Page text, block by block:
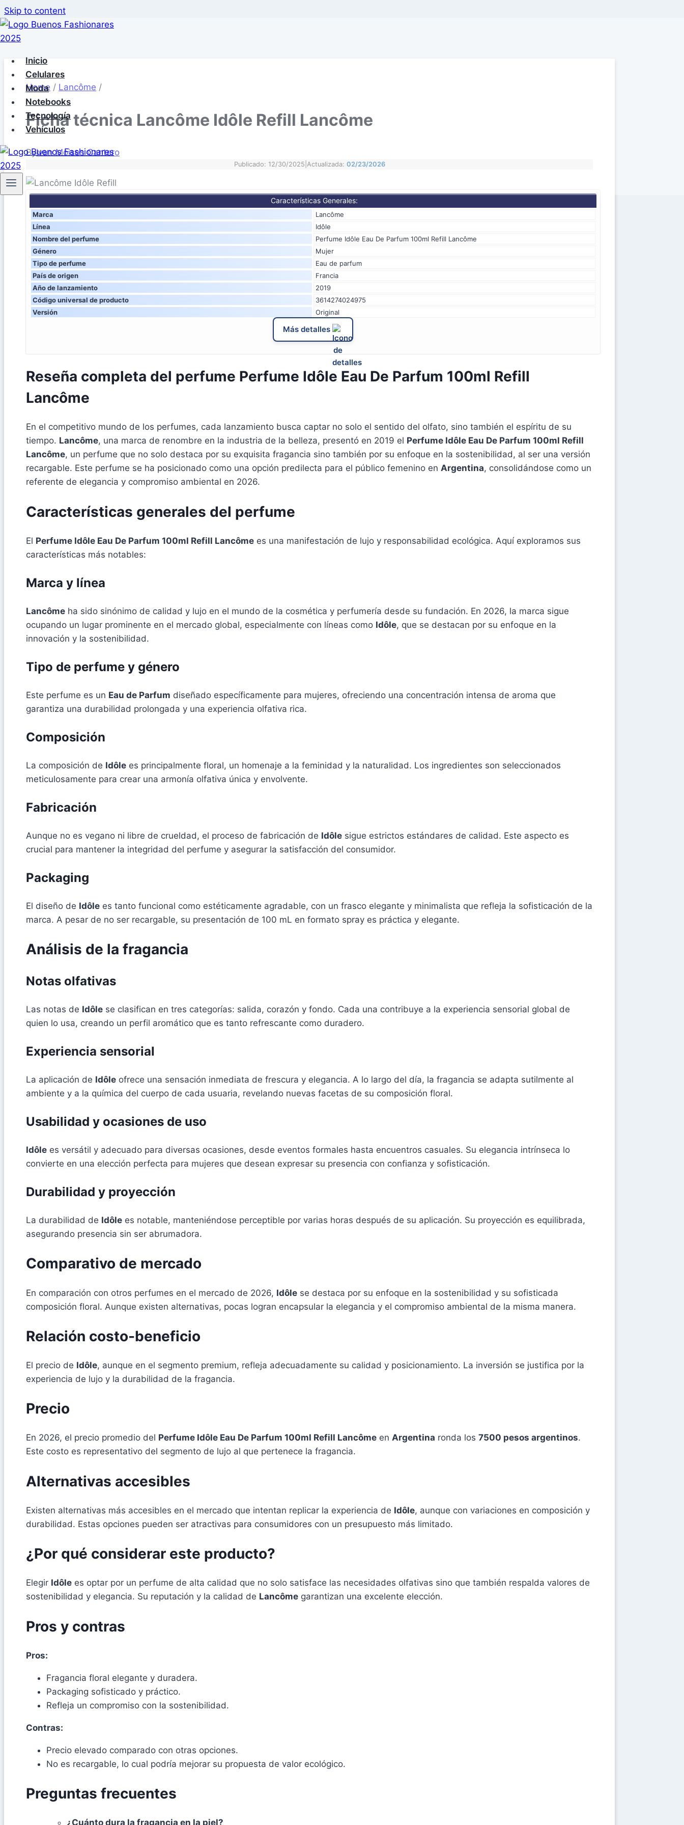
Skip to content
Inicio
Celulares
Moda
Notebooks
Tecnología
Vehículos
Home / Lancôme /
Ficha técnica Lancôme Idôle Refill Lancôme
ByIvan Moises Cantero
Publicado: 12/30/2025 Actualizada: 02/23/2026
Características Generales:
Marca
Lancôme
Línea
Idôle
Nombre del perfume
Perfume Idôle Eau De Parfum 100ml Refill Lancôme
Género
Mujer
Tipo de perfume
Eau de parfum
País de origen
Francia
Año de lanzamiento
2019
Código universal de producto
3614274024975
Versión
Original
Más detalles
Reseña completa del perfume Perfume Idôle Eau De Parfum 100ml Refill
Lancôme
En el competitivo mundo de los perfumes, cada lanzamiento busca captar no solo el sentido del olfato, sino también el espíritu de su
tiempo. Lancôme, una marca de renombre en la industria de la belleza, presentó en 2019 el Perfume Idôle Eau De Parfum 100ml Refill
Lancôme, un perfume que no solo destaca por su exquisita fragancia sino también por su enfoque en la sostenibilidad, al ser una versión
recargable. Este perfume se ha posicionado como una opción predilecta para el público femenino en Argentina, consolidándose como un
referente de elegancia y compromiso ambiental en 2026.
Características generales del perfume
El Perfume Idôle Eau De Parfum 100ml Refill Lancôme es una manifestación de lujo y responsabilidad ecológica. Aquí exploramos sus
características más notables:
Marca y línea
Lancôme ha sido sinónimo de calidad y lujo en el mundo de la cosmética y perfumería desde su fundación. En 2026, la marca sigue
ocupando un lugar prominente en el mercado global, especialmente con líneas como Idôle, que se destacan por su enfoque en la
innovación y la sostenibilidad.
Tipo de perfume y género
Este perfume es un Eau de Parfum diseñado específicamente para mujeres, ofreciendo una concentración intensa de aroma que
garantiza una durabilidad prolongada y una experiencia olfativa rica.
Composición
La composición de Idôle es principalmente floral, un homenaje a la feminidad y la naturalidad. Los ingredientes son seleccionados
meticulosamente para crear una armonía olfativa única y envolvente.
Fabricación
Aunque no es vegano ni libre de crueldad, el proceso de fabricación de Idôle sigue estrictos estándares de calidad. Este aspecto es
crucial para mantener la integridad del perfume y asegurar la satisfacción del consumidor.
Packaging
El diseño de Idôle es tanto funcional como estéticamente agradable, con un frasco elegante y minimalista que refleja la sofisticación de la
marca. A pesar de no ser recargable, su presentación de 100 mL en formato spray es práctica y elegante.
Análisis de la fragancia
Notas olfativas
Las notas de Idôle se clasifican en tres categorías: salida, corazón y fondo. Cada una contribuye a la experiencia sensorial global de
quien lo usa, creando un perfil aromático que es tanto refrescante como duradero.
Experiencia sensorial
La aplicación de Idôle ofrece una sensación inmediata de frescura y elegancia. A lo largo del día, la fragancia se adapta sutilmente al
ambiente y a la química del cuerpo de cada usuaria, revelando nuevas facetas de su composición floral.
Usabilidad y ocasiones de uso
Idôle es versátil y adecuado para diversas ocasiones, desde eventos formales hasta encuentros casuales. Su elegancia intrínseca lo
convierte en una elección perfecta para mujeres que desean expresar su presencia con confianza y sofisticación.
Durabilidad y proyección
La durabilidad de Idôle es notable, manteniéndose perceptible por varias horas después de su aplicación. Su proyección es equilibrada,
asegurando presencia sin ser abrumadora.
Comparativo de mercado
En comparación con otros perfumes en el mercado de 2026, Idôle se destaca por su enfoque en la sostenibilidad y su sofisticada
composición floral. Aunque existen alternativas, pocas logran encapsular la elegancia y el compromiso ambiental de la misma manera.
Relación costo-beneficio
El precio de Idôle, aunque en el segmento premium, refleja adecuadamente su calidad y posicionamiento. La inversión se justifica por la
experiencia de lujo y la durabilidad de la fragancia.
Precio
En 2026, el precio promedio del Perfume Idôle Eau De Parfum 100ml Refill Lancôme en Argentina ronda los 7500 pesos argentinos.
Este costo es representativo del segmento de lujo al que pertenece la fragancia.
Alternativas accesibles
Existen alternativas más accesibles en el mercado que intentan replicar la experiencia de Idôle, aunque con variaciones en composición y
durabilidad. Estas opciones pueden ser atractivas para consumidores con un presupuesto más limitado.
¿Por qué considerar este producto?
Elegir Idôle es optar por un perfume de alta calidad que no solo satisface las necesidades olfativas sino que también respalda valores de
sostenibilidad y elegancia. Su reputación y la calidad de Lancôme garantizan una excelente elección.
Pros y contras
Pros:
Fragancia floral elegante y duradera.
Packaging sofisticado y práctico.
Refleja un compromiso con la sostenibilidad.
Contras:
Precio elevado comparado con otras opciones.
No es recargable, lo cual podría mejorar su propuesta de valor ecológico.
Preguntas frecuentes
¿Cuánto dura la fragancia en la piel?